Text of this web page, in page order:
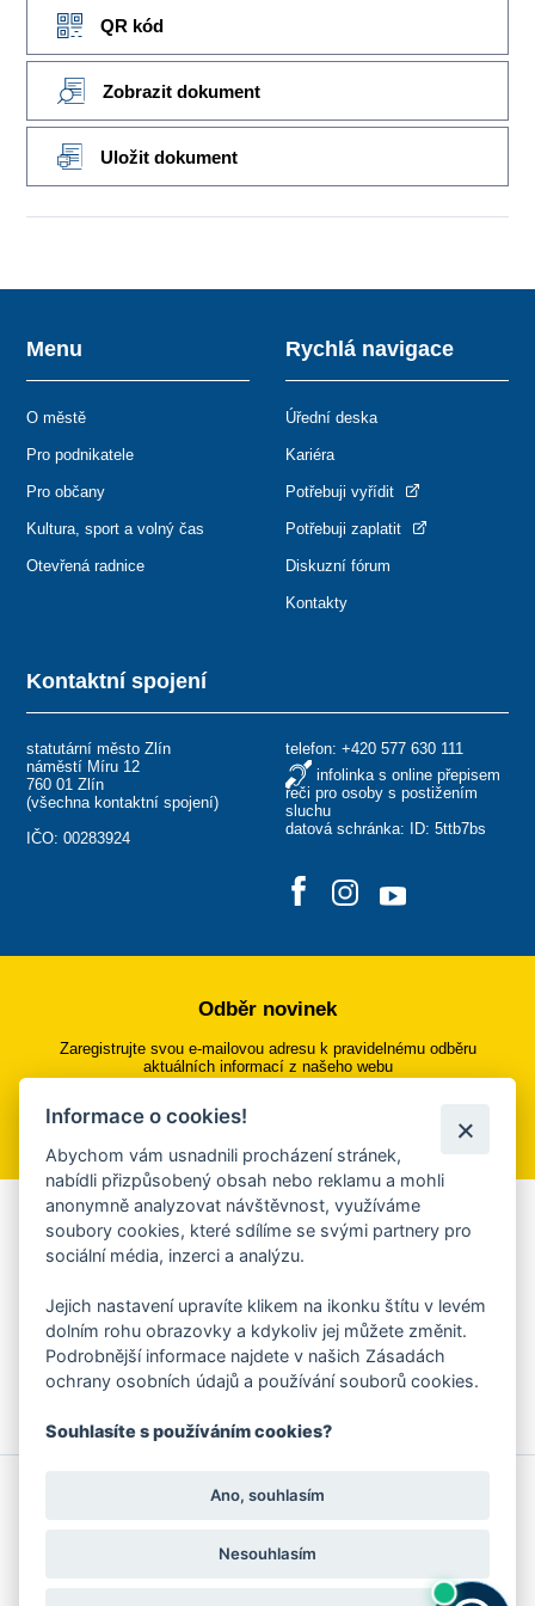
QR kód
Zobrazit dokument
Uložit dokument
Kontaktní spojení
statutární město Zlín
náměstí Míru 12
760 01 Zlín
(všechna kontaktní spojení)
IČO: 00283924
telefon: +420 577 630 111
infolinka s online přepisem
řeči pro osoby s postižením
sluchu
datová schránka: ID: 5ttb7bs
Menu
O městě
Pro podnikatele
Pro občany
Kultura, sport a volný čas
Otevřená radnice
Rychlá navigace
Úřední deska
Kariéra
Potřebuji vyřídit
Potřebuji zaplatit
Diskuzní fórum
Kontakty
Odběr novinek
Zaregistrujte svou e-mailovou adresu k pravidelnému odběru
aktuálních informací z našeho webu
Přihlásit se k odběru
Aplikace Mobilní rozhlas
Chcete dostávat do svého mobilu či mailu upozornění na
ankety, pozvánky na kulturní a sportovní akce?
Více informací o aplikaci
Ochrana osobních údajů
Informace o cookies!
Abychom vám usnadnili procházení stránek,
nabídli přizpůsobený obsah nebo reklamu a mohli
anonymně analyzovat návštěvnost, využíváme
soubory cookies, které sdílíme se svými partnery pro
sociální média, inzerci a analýzu.
Jejich nastavení upravíte klikem na ikonku štítu v levém
dolním rohu obrazovky a kdykoliv jej můžete změnit.
Podrobnější informace najdete v našich Zásadách
ochrany osobních údajů a používání souborů cookies.
Souhlasíte s používáním cookies?
Ano, souhlasím
Nesouhlasím